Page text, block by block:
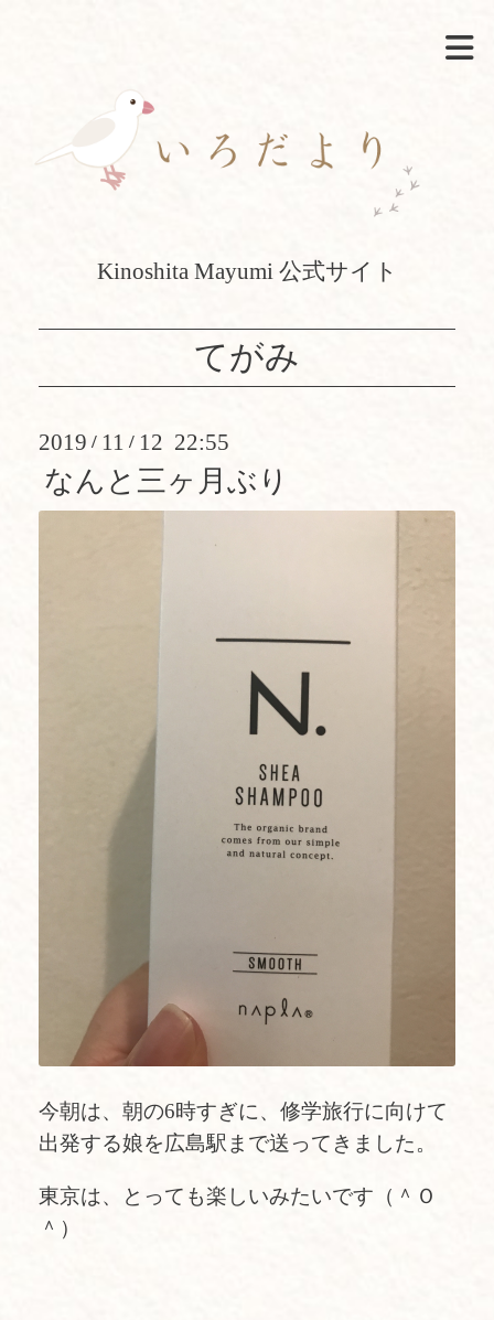
Kinoshita Mayumi 公式サイト
てがみ
2019 / 11 / 12 22:55
なんと三ヶ月ぶり
今朝は、朝の6時すぎに、修学旅行に向けて
出発する娘を広島駅まで送ってきました。
東京は、とっても楽しいみたいです（＾Ｏ
＾）